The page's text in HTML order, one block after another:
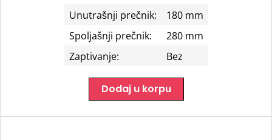
Unutrašnji prečnik:
180 mm
Spoljašnji prečnik:
280 mm
Zaptivanje:
Bez
Dodaj u korpu